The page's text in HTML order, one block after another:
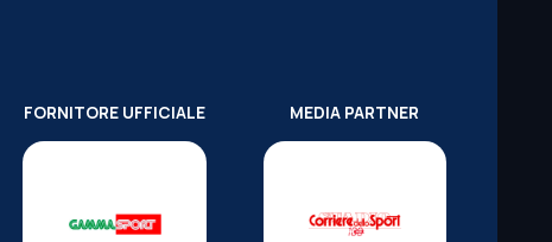
FORNITORE UFFICIALE MEDIA PARTNER